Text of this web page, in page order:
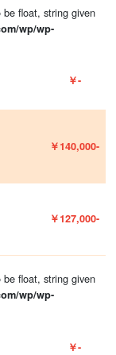
float, string given
wp/wp-
￥-
￥140,000-
￥127,000-
float, string given
wp/wp-
￥-